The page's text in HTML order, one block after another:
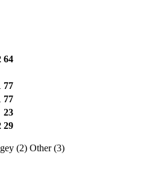
64
77
77
23
29
(2) Other (3)